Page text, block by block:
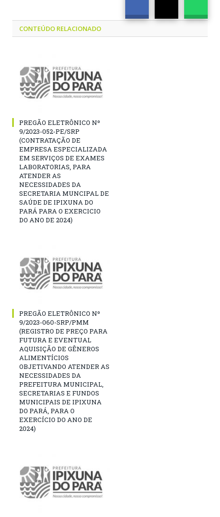
CONTEÚDO RELACIONADO
PREGÃO ELETRÔNICO Nº
9/2023-052-PE/SRP
(CONTRATAÇÃO DE
EMPRESA ESPECIALIZADA
EM SERVIÇOS DE EXAMES
LABORATORIAS, PARA
ATENDER AS
NECESSIDADES DA
SECRETARIA MUNCIPAL DE
SAÚDE DE IPIXUNA DO
PARÁ PARA O EXERCICIO
DO ANO DE 2024)
PREGÃO ELETRÔNICO Nº
9/2023-060-SRP/PMM
(REGISTRO DE PREÇO PARA
FUTURA E EVENTUAL
AQUISIÇÃO DE GÊNEROS
ALIMENTÍCIOS
OBJETIVANDO ATENDER AS
NECESSIDADES DA
PREFEITURA MUNICIPAL,
SECRETARIAS E FUNDOS
MUNICIPAIS DE IPIXUNA
DO PARÁ, PARA O
EXERCÍCIO DO ANO DE
2024)